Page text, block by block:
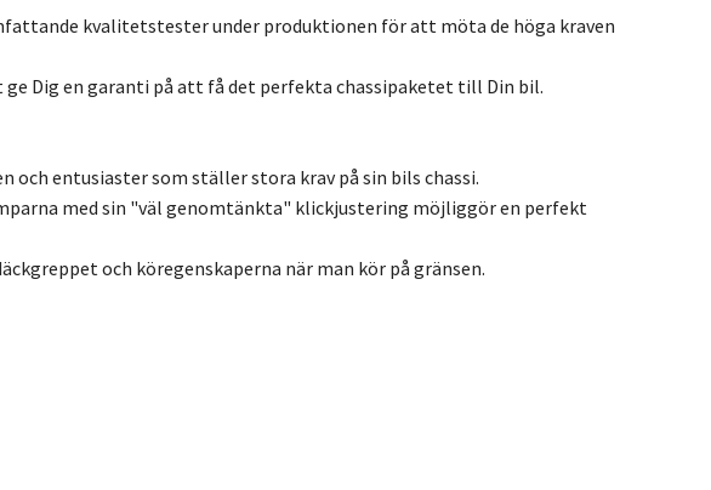
kvalitetstester under produktionen för att möta de höga kraven
Dig en garanti på att få det perfekta chassipaketet till Din bil.
och entusiaster som ställer stora krav på sin bils chassi.
med sin "väl genomtänkta" klickjustering möjliggör en perfekt
och köregenskaperna när man kör på gränsen.